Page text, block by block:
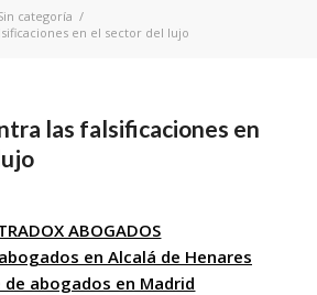
categoría /
en el sector del lujo
las falsificaciones en
ABOGADOS
en Alcalá de Henares
abogados en Madrid